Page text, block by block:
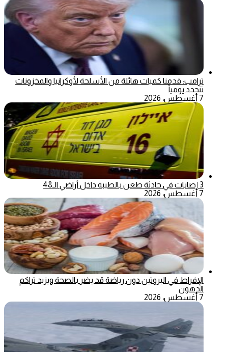
ترامب: قدمنا كميات هائلة من الأسلحة لأوكرانيا والمخزونات
تتجدد يومياً
7 أغسطس، 2026
3 إصابات في حادثة طعن بالطيبة داخل أراضي الـ48
7 أغسطس، 2026
الإفراط في البروتين دون رياضة قد يضر بالصحة ويزيد تراكم
الدهون
7 أغسطس، 2026